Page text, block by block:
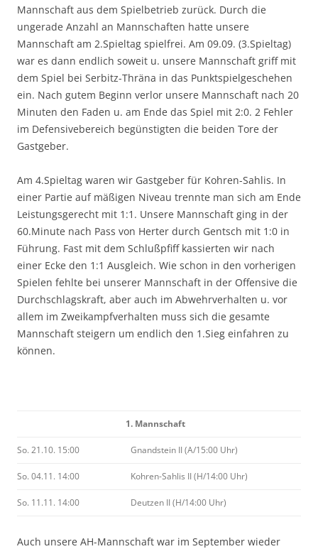
Mannschaft aus dem Spielbetrieb zurück. Durch die
ungerade Anzahl an Mannschaften hatte unsere
Mannschaft am 2.Spieltag spielfrei. Am 09.09. (3.Spieltag)
war es dann endlich soweit u. unsere Mannschaft griff mit
dem Spiel bei Serbitz-Thräna in das Punktspielgeschehen
ein. Nach gutem Beginn verlor unsere Mannschaft nach 20
Minuten den Faden u. am Ende das Spiel mit 2:0. 2 Fehler
im Defensivebereich begünstigten die beiden Tore der
Gastgeber.
Am 4.Spieltag waren wir Gastgeber für Kohren-Sahlis. In
einer Partie auf mäßigen Niveau trennte man sich am Ende
Leistungsgerecht mit 1:1. Unsere Mannschaft ging in der
60.Minute nach Pass von Herter durch Gentsch mit 1:0 in
Führung. Fast mit dem Schlußpfiff kassierten wir nach
einer Ecke den 1:1 Ausgleich. Wie schon in den vorherigen
Spielen fehlte bei unserer Mannschaft in der Offensive die
Durchschlagskraft, aber auch im Abwehrverhalten u. vor
allem im Zweikampfverhalten muss sich die gesamte
Mannschaft steigern um endlich den 1.Sieg einfahren zu
können.
1. Mannschaft
So. 21.10. 15:00 Gnandstein II (A/15:00 Uhr)
So. 04.11. 14:00 Kohren-Sahlis II (H/14:00 Uhr)
So. 11.11. 14:00 Deutzen II (H/14:00 Uhr)
Auch unsere AH-Mannschaft war im September wieder